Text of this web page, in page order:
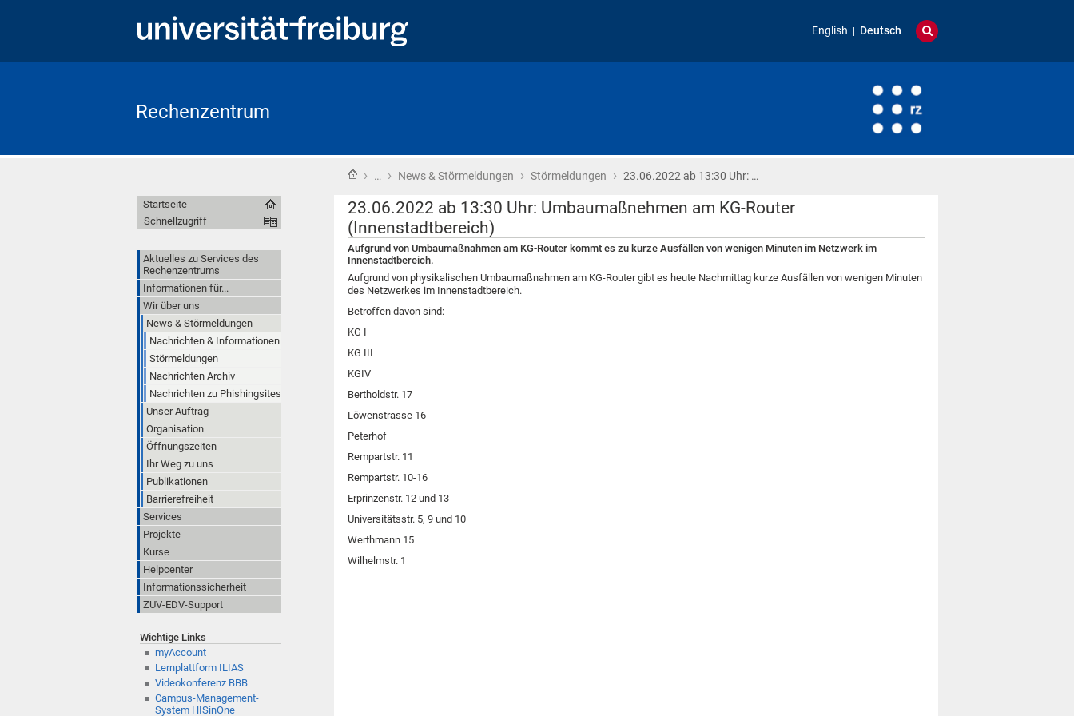
English Deutsch
Rechenzentrum
Startseite
› … › News & Störmeldungen › Störmeldungen › 23.06.2022 ab 13:30 Uhr: …
23.06.2022 ab 13:30 Uhr: Umbaumaßnehmen am KG-Router
(Innenstadtbereich)
Aufgrund von Umbaumaßnahmen am KG-Router kommt es zu kurze Ausfällen von wenigen Minuten im Netzwerk im
Innenstadtbereich.
Aufgrund von physikalischen Umbaumaßnahmen am KG-Router gibt es heute Nachmittag kurze Ausfällen von wenigen Minuten
des Netzwerkes im Innenstadtbereich.
Betroffen davon sind:
KG I
KG III
KGIV
Bertholdstr. 17
Löwenstrasse 16
Peterhof
Rempartstr. 11
Rempartstr. 10-16
Erprinzenstr. 12 und 13
Universitätsstr. 5, 9 und 10
Werthmann 15
Wilhelmstr. 1
Startseite
Schnellzugriff
Aktuelles zu Services des
Rechenzentrums
Informationen für...
Wir über uns
News & Störmeldungen
Nachrichten & Informationen
Störmeldungen
Nachrichten Archiv
Nachrichten zu Phishingsites
Unser Auftrag
Organisation
Öffnungszeiten
Ihr Weg zu uns
Publikationen
Barrierefreiheit
Services
Projekte
Kurse
Helpcenter
Informationssicherheit
ZUV-EDV-Support
Wichtige Links
myAccount
Lernplattform ILIAS
Videokonferenz BBB
Campus-Management-
System HISinOne